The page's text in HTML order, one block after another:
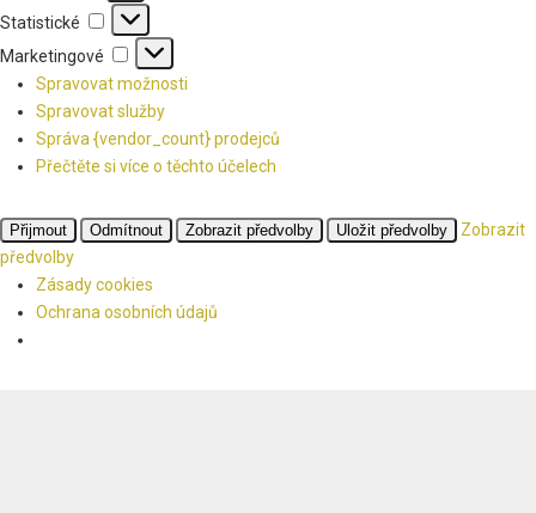
Statistické Statistické
Marketingové
Marketingové
Spravovat možnosti
Spravovat služby
Správa {vendor_count} prodejců
Přečtěte si více o těchto účelech
Přijmout Odmítnout Zobrazit předvolby Uložit předvolby
Zobrazit
předvolby
Zásady cookies
Ochrana osobních údajů